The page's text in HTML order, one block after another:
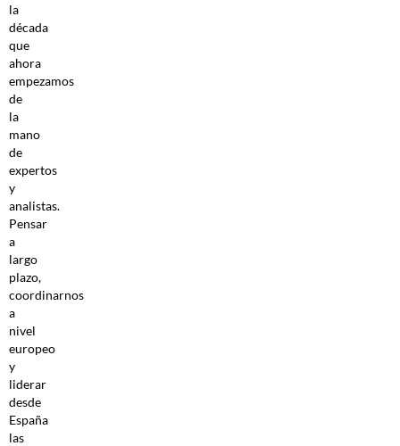
la
década
que
ahora
empezamos
de
la
mano
de
expertos
y
analistas.
Pensar
a
largo
plazo,
coordinarnos
a
nivel
europeo
y
liderar
desde
España
las